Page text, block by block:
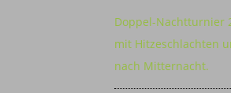
Doppel-Nachtturnier
mit Hitzeschlachten
nach Mitternacht.